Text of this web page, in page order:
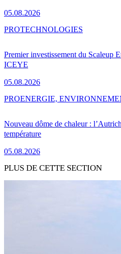
05.08.2026
Premier investissement du Scaleup
ICEYE
05.08.2026
PROTECHNOLOGIES
Nouveau dôme de chaleur :
température
05.08.2026
PROENERGIE,
PLUS DE CETTE SECTION